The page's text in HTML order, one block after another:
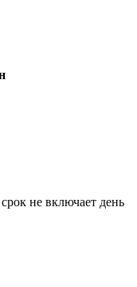
не включает день